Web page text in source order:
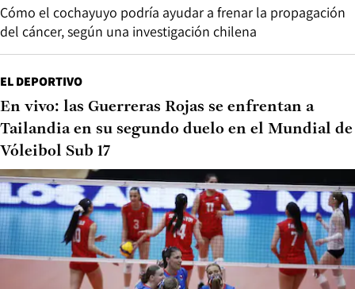
Cómo el cochayuyo podría ayudar a frenar la propagación
del cáncer, según una investigación chilena
EL DEPORTIVO
En vivo: las Guerreras Rojas se enfrentan a
Tailandia en su segundo duelo en el Mundial de
Vóleibol Sub 17